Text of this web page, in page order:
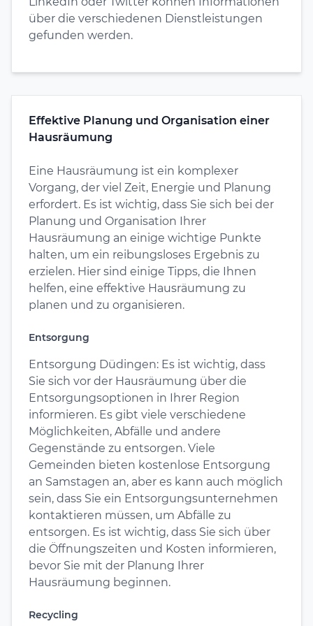
über die verschiedenen Dienstleistungen
gefunden werden.
Effektive Planung und Organisation einer
Hausräumung
Eine Hausräumung ist ein komplexer
Vorgang, der viel Zeit, Energie und Planung
erfordert. Es ist wichtig, dass Sie sich bei der
Planung und Organisation Ihrer
Hausräumung an einige wichtige Punkte
halten, um ein reibungsloses Ergebnis zu
erzielen. Hier sind einige Tipps, die Ihnen
helfen, eine effektive Hausräumung zu
planen und zu organisieren.
Entsorgung
Entsorgung Düdingen: Es ist wichtig, dass
Sie sich vor der Hausräumung über die
Entsorgungsoptionen in Ihrer Region
informieren. Es gibt viele verschiedene
Möglichkeiten, Abfälle und andere
Gegenstände zu entsorgen. Viele
Gemeinden bieten kostenlose Entsorgung
an Samstagen an, aber es kann auch möglich
sein, dass Sie ein Entsorgungsunternehmen
kontaktieren müssen, um Abfälle zu
entsorgen. Es ist wichtig, dass Sie sich über
die Öffnungszeiten und Kosten informieren,
bevor Sie mit der Planung Ihrer
Hausräumung beginnen.
Recycling